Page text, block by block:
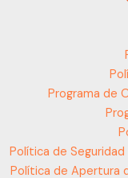
Programa de
Política de
Política de Apertura